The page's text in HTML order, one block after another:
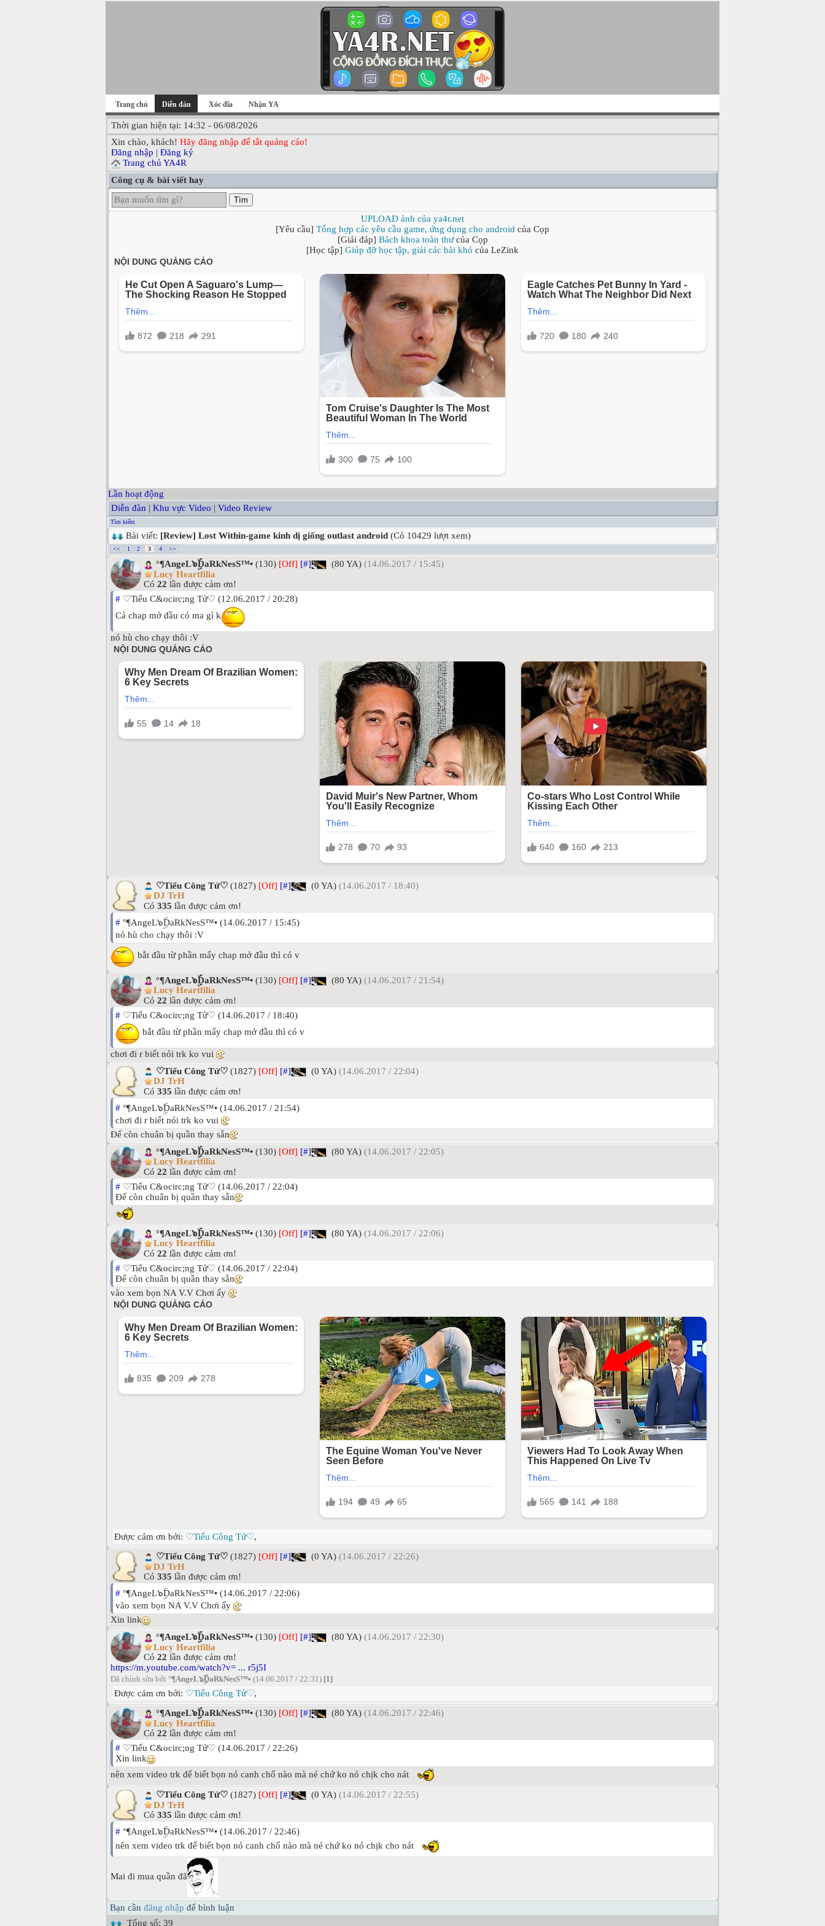
Trang chủ Diễn đàn Xóc đĩa Nhận YA
Thời gian hiện tại: 14:32 - 06/08/2026
Xin chào, khách! Hãy đăng nhập để tắt quảng cáo!
Đăng nhập | Đăng ký
Trang chủ YA4R
Công cụ & bài viết hay
Tìm
UPLOAD ảnh của ya4r.net
[Yêu cầu] Tổng hợp các yêu cầu game, ứng dụng cho android của Cọp
[Giải đáp] Bách khoa toàn thưcủa Cọp
[Học tập] Giúp đỡ học tập, giải các bài khó của LeZink
Lần hoạt động
Diễn đàn | Khu vực Video | Video Review
Tìm kiếm
Bài viết: [Review] Lost Within-game kinh dị giống outlast android (Có 10429 lượt xem)
<< 1 2 3 4 >>
°¶AngeL๖ۣۜDaRkNesS™• (130) [Off] [#] (80 YA) (14.06.2017 / 15:45)
Lucy Heartfilia
Có 22 lần được cảm ơn!
# ♡Tiểu C&ocirc;ng Tử♡ (12.06.2017 / 20:28)
Cả chap mở đầu có ma gì k
nó hù cho chạy thôi :V
♡Tiểu Công Tử♡ (1827) [Off] [#] (0 YA) (14.06.2017 / 18:40)
DJ TrH
Có 335 lần được cảm ơn!
# °¶AngeL๖ۣۜDaRkNesS™• (14.06.2017 / 15:45)
nó hù cho chạy thôi :V
bắt đầu từ phần mấy chap mở đầu thì có v
°¶AngeL๖ۣۜDaRkNesS™• (130) [Off] [#] (80 YA) (14.06.2017 / 21:54)
Lucy Heartfilia
Có 22 lần được cảm ơn!
# ♡Tiểu C&ocirc;ng Tử♡ (14.06.2017 / 18:40)
bắt đầu từ phần mấy chap mở đầu thì có v
chơi đi r biết nói trk ko vui
♡Tiểu Công Tử♡ (1827) [Off] [#] (0 YA) (14.06.2017 / 22:04)
DJ TrH
Có 335 lần được cảm ơn!
# °¶AngeL๖ۣۜDaRkNesS™• (14.06.2017 / 21:54)
chơi đi r biết nói trk ko vui
Để còn chuân bị quần thay sẵn
°¶AngeL๖ۣۜDaRkNesS™• (130) [Off] [#] (80 YA) (14.06.2017 / 22:05)
Lucy Heartfilia
Có 22 lần được cảm ơn!
# ♡Tiểu C&ocirc;ng Tử♡ (14.06.2017 / 22:04)
Để còn chuân bị quần thay sẵn
°¶AngeL๖ۣۜDaRkNesS™• (130) [Off] [#] (80 YA) (14.06.2017 / 22:06)
Lucy Heartfilia
Có 22 lần được cảm ơn!
# ♡Tiểu C&ocirc;ng Tử♡ (14.06.2017 / 22:04)
Để còn chuân bị quần thay sẵn
vào xem bọn NA V.V Chơi ấy
Được cảm ơn bởi: ♡Tiểu Công Tử♡,
♡Tiểu Công Tử♡ (1827) [Off] [#] (0 YA) (14.06.2017 / 22:26)
DJ TrH
Có 335 lần được cảm ơn!
# °¶AngeL๖ۣۜDaRkNesS™• (14.06.2017 / 22:06)
vào xem bọn NA V.V Chơi ấy
Xin link
°¶AngeL๖ۣۜDaRkNesS™• (130) [Off] [#] (80 YA) (14.06.2017 / 22:30)
Lucy Heartfilia
Có 22 lần được cảm ơn!
https://m.youtube.com/watch?v= ... r5j5I
Đã chỉnh sửa bởi °¶AngeL๖ۣۜDaRkNesS™• (14.06.2017 / 22:31) [1]
Được cảm ơn bởi: ♡Tiểu Công Tử♡,
°¶AngeL๖ۣۜDaRkNesS™• (130) [Off] [#] (80 YA) (14.06.2017 / 22:46)
Lucy Heartfilia
Có 22 lần được cảm ơn!
# ♡Tiểu C&ocirc;ng Tử♡ (14.06.2017 / 22:26)
Xin link
nên xem video trk để biết bọn nó canh chổ nào mà né chứ ko nó chịk cho nát
♡Tiểu Công Tử♡ (1827) [Off] [#] (0 YA) (14.06.2017 / 22:55)
DJ TrH
Có 335 lần được cảm ơn!
# °¶AngeL๖ۣۜDaRkNesS™• (14.06.2017 / 22:46)
nên xem video trk để biết bọn nó canh chổ nào mà né chứ ko nó chịk cho nát
Mai đi mua quần đã
Bạn cần đăng nhập để bình luận
Tổng số: 39